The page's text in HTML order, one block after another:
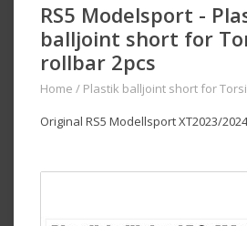
RS5 Modelsport -
balljoint short for
rollbar 2pcs
Home / Plastik balljoint short for
Original RS5 Modellsport XT2023/